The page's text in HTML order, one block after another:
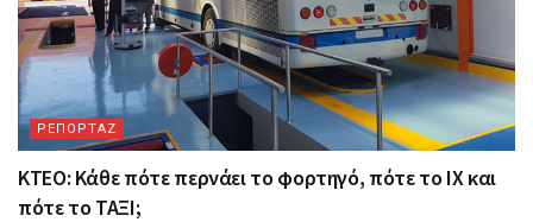
ΡΕΠΟΡΤΑΖ
ΚΤΕΟ: Κάθε πότε περνάει το φορτηγό, πότε το ΙΧ και
πότε το ΤΑΞΙ;